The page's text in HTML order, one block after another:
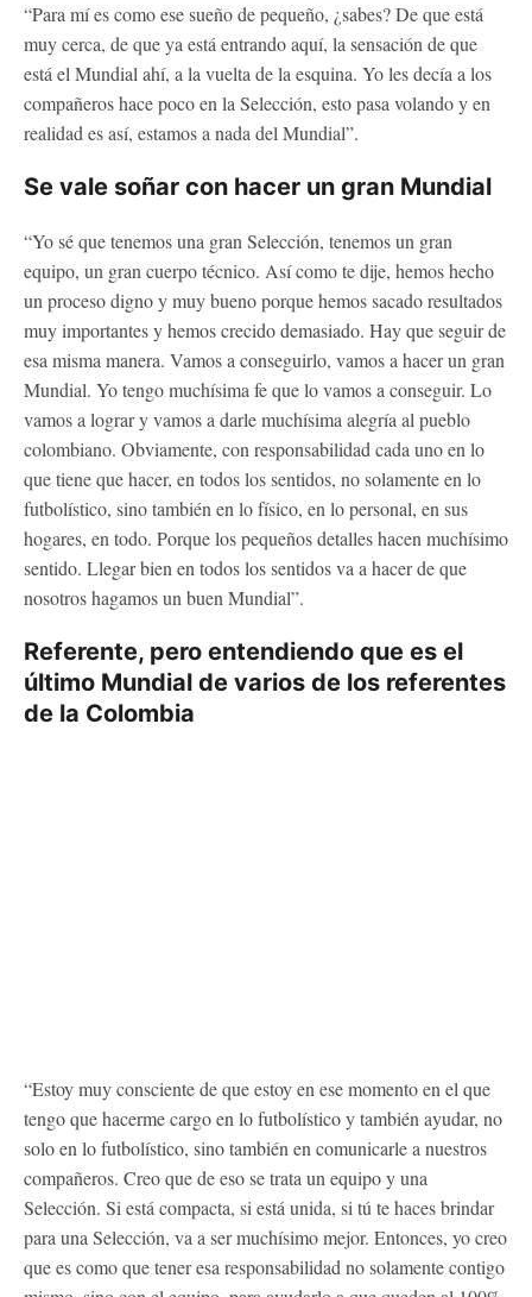
“Para mí es como ese sueño de pequeño, ¿sabes? De que está
muy cerca, de que ya está entrando aquí, la sensación de que
está el Mundial ahí, a la vuelta de la esquina. Yo les decía a los
compañeros hace poco en la Selección, esto pasa volando y en
realidad es así, estamos a nada del Mundial”.
Se vale soñar con hacer un gran Mundial
“Yo sé que tenemos una gran Selección, tenemos un gran
equipo, un gran cuerpo técnico. Así como te dije, hemos hecho
un proceso digno y muy bueno porque hemos sacado resultados
muy importantes y hemos crecido demasiado. Hay que seguir de
esa misma manera. Vamos a conseguirlo, vamos a hacer un gran
Mundial. Yo tengo muchísima fe que lo vamos a conseguir. Lo
vamos a lograr y vamos a darle muchísima alegría al pueblo
colombiano. Obviamente, con responsabilidad cada uno en lo
que tiene que hacer, en todos los sentidos, no solamente en lo
futbolístico, sino también en lo físico, en lo personal, en sus
hogares, en todo. Porque los pequeños detalles hacen muchísimo
sentido. Llegar bien en todos los sentidos va a hacer de que
nosotros hagamos un buen Mundial”.
Referente, pero entendiendo que es el
último Mundial de varios de los referentes
de la Colombia
“Estoy muy consciente de que estoy en ese momento en el que
tengo que hacerme cargo en lo futbolístico y también ayudar, no
solo en lo futbolístico, sino también en comunicarle a nuestros
compañeros. Creo que de eso se trata un equipo y una
Selección. Si está compacta, si está unida, si tú te haces brindar
para una Selección, va a ser muchísimo mejor. Entonces, yo creo
que es como que tener esa responsabilidad no solamente contigo